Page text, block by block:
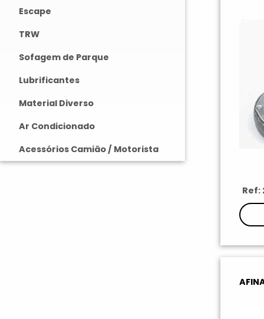
Escape
TRW
Sofagem de Parque
Lubrificantes
Material Diverso
Ar Condicionado
Acessórios Camião / Motorista
Ref: